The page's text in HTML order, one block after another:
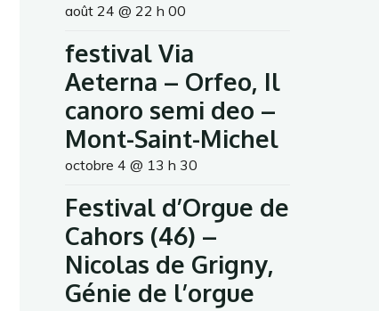
août 24 @ 22 h 00
festival Via
Aeterna – Orfeo, Il
canoro semi deo –
Mont-Saint-Michel
octobre 4 @ 13 h 30
Festival d’Orgue de
Cahors (46) –
Nicolas de Grigny,
Génie de l’orgue